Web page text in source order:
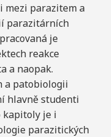
mezi parazitem a
parazitárních
je
reakce
a naopak.
a patobiologii
hlavně studenti
kapitoly je i
parazitických